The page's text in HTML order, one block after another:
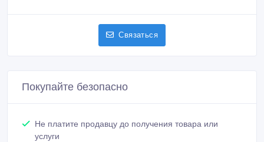
Связаться
Покупайте безопасно
Не платите продавцу до получения товара или
услуги